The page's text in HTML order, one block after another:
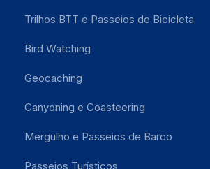
Trilhos BTT e Passeios de Bicicleta
Bird Watching
Geocaching
Canyoning e Coasteering
Mergulho e Passeios de Barco
Passeios Turísticos